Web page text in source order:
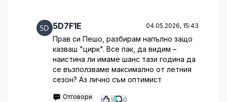
5D7F1E 04.05.2026, 15:43
Прав си Пешо, разбирам напълно защо
казваш "цирк". Все пак, да видим –
наистина ли имаме шанс тази година да
се възползваме максимално от летния
сезон? Аз лично съм оптимист
Отговори 1 0